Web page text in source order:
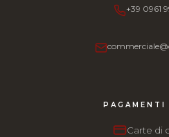
+39 0961
PAGAMENTI
Carte di